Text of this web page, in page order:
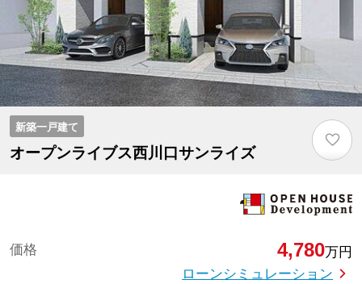
新築一戸建て
オープンライブス西川口サンライズ
♡
価格 4,780万円
ローンシミュレーション